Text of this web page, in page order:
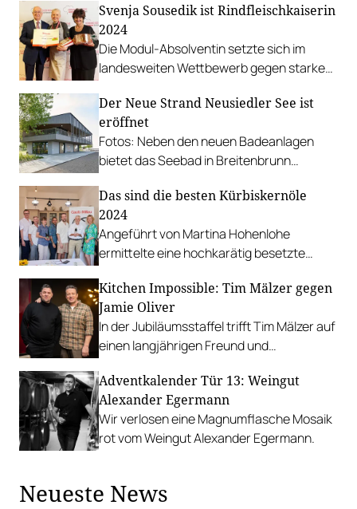
Svenja Sousedik ist Rindfleischkaiserin
2024
Die Modul-Absolventin setzte sich im
landesweiten Wettbewerb gegen starke
Der Neue Strand Neusiedler See ist
eröffnet
Fotos: Neben den neuen Badeanlagen
bietet das Seebad in Breitenbrunn
Libelle.
Das sind die besten Kürbiskernöle
2024
Angeführt von Martina Hohenlohe
ermittelte eine hochkarätig besetzte
Kürbiskernöl.
Kitchen Impossible: Tim Mälzer gegen
Jamie Oliver
In der Jubiläumsstaffel trifft Tim Mälzer auf
einen langjährigen Freund und
kulinarischen Herausforderungen und
blicken auf Stationen ihrer Vergangenheit
zurück.
Adventkalender Tür 13: Weingut
Alexander Egermann
Wir verlosen eine Magnumflasche Mosaik
rot vom Weingut Alexander Egermann.
Neueste News